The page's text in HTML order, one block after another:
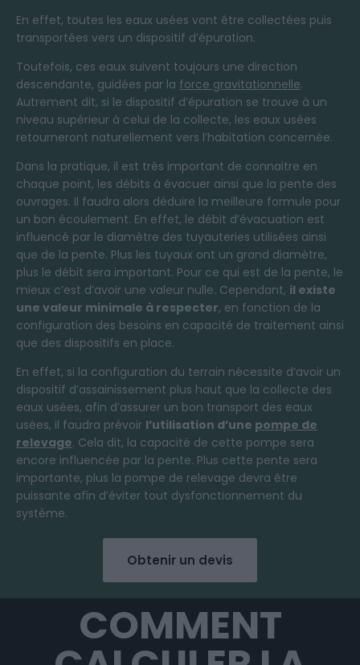
En effet, toutes les eaux usées vont être collectées puis
transportées vers un dispositif d’épuration.
Toutefois, ces eaux suivent toujours une direction
descendante, guidées par la force gravitationnelle.
Autrement dit, si le dispositif d’épuration se trouve à un
niveau supérieur à celui de la collecte, les eaux usées
retourneront naturellement vers l’habitation concernée.
Dans la pratique, il est très important de connaitre en
chaque point, les débits à évacuer ainsi que la pente des
ouvrages. Il faudra alors déduire la meilleure formule pour
un bon écoulement. En effet, le débit d’évacuation est
influencé par le diamètre des tuyauteries utilisées ainsi
que de la pente. Plus les tuyaux ont un grand diamètre,
plus le débit sera important. Pour ce qui est de la pente, le
mieux c’est d’avoir une valeur nulle. Cependant, il existe
une valeur minimale à respecter, en fonction de la
configuration des besoins en capacité de traitement ainsi
que des dispositifs en place.
En effet, si la configuration du terrain nécessite d’avoir un
dispositif d’assainissement plus haut que la collecte des
eaux usées, afin d’assurer un bon transport des eaux
usées, il faudra prévoir l’utilisation d’une pompe de
relevage. Cela dit, la capacité de cette pompe sera
encore influencée par la pente. Plus cette pente sera
importante, plus la pompe de relevage devra être
puissante afin d’éviter tout dysfonctionnement du
système.
Obtenir un devis
COMMENT